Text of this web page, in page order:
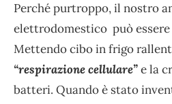
Perché purtroppo, il nostro
elettrodomestico può
Mettendo cibo in frigo
“respirazione cellulare”e la
batteri. Quando è stato